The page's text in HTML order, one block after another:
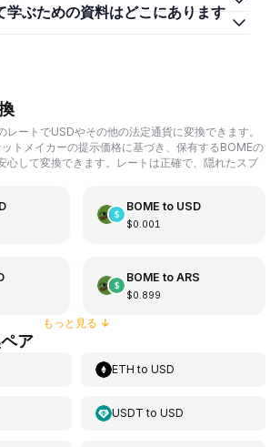
レートでUSDやその他の法定通貨に変換できます。
トメイカーの提示価格に基づき、保有するBOMEの
心して変換できます。レートは正確で、隠れたスプ
BOME to USD
$0.001
BOME to ARS
$0.899
もっと見る ↓
ア
ETH toUSD
USDT toUSD